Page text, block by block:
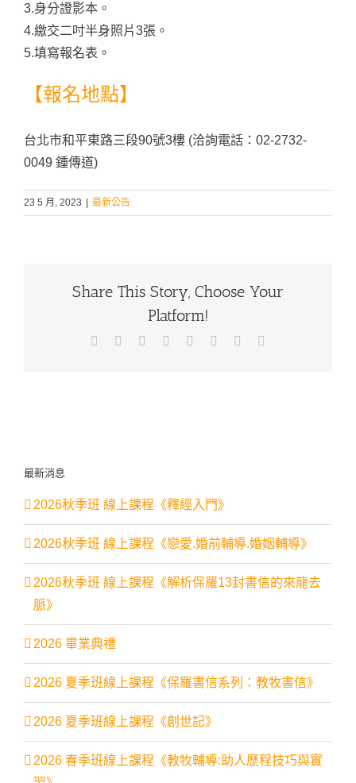
3.身分證影本。
4.繳交二吋半身照片3張。
5.填寫報名表。
【報名地點】
台北市和平東路三段90號3樓 (洽詢電話：02-2732-
0049 鍾傳道)
23 5 月, 2023 最新公告
Share This Story, Choose Your
Platform!
Facebook Reddit LinkedIn
TumblrPinterest
最新消息
2026秋季班 線上課程《釋經入門》
2026秋季班 線上課程《戀愛.婚前輔導.婚姻輔導》
2026秋季班 線上課程《解析保羅13封書信的來龍去
脈》
2026 畢業典禮
2026 夏季班線上課程《保羅書信系列：教牧書信》
2026 夏季班線上課程《創世記》
2026 春季班線上課程《教牧輔導:助人歷程技巧與實